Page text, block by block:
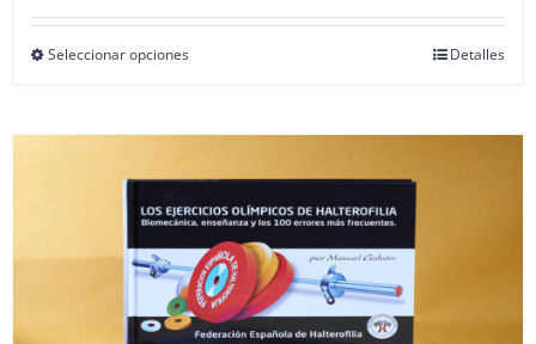
Seleccionar opcionesEste
tiene
múltiples
variantes.
Las
opciones
se
Detalles